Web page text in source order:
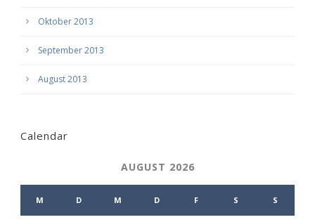
Oktober 2013
September 2013
August 2013
Calendar
AUGUST 2026
M D M D F S S